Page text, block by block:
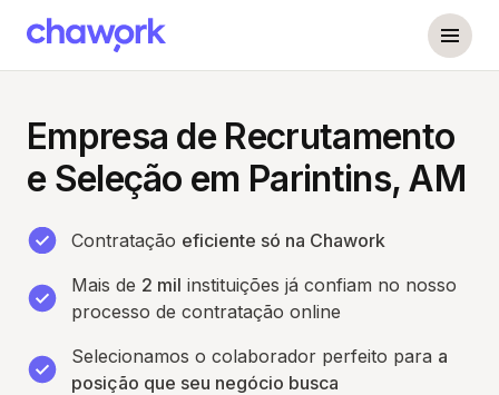
Empresa de Recrutamento
e Seleção em Parintins, AM
Contratação eficiente só na Chawork
Mais de 2 mil instituições já confiam no nosso
processo de contratação online
Selecionamos o colaborador perfeito para a
posição que seu negócio busca